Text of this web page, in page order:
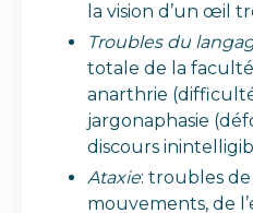
la vision d’un œil
Troubles du
totale de la faculté
anarthrie
jargonaphasie
discours
Ataxie: troubles
mouvements, de